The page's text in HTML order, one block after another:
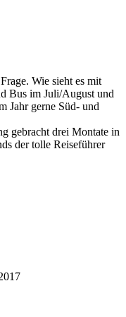
Wie sieht es mit
Bus im Juli/August und
Jahr gerne Süd- und
gebracht drei Montate in
der tolle Reiseführer